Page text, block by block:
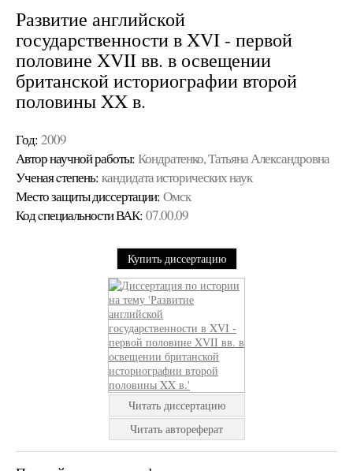
Развитие английской
государственности в XVI - первой
половине XVII вв. в освещении
британской историографии второй
половины XX в.
Год: 2009
Автор научной работы: Кондратенко, Татьяна Александровна
Ученая cтепень: кандидата исторических наук
Место защиты диссертации: Омск
Код cпециальности ВАК: 07.00.09
Купить диссертацию
Читать диссертацию
Читать автореферат